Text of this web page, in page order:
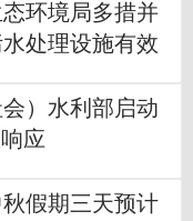
环境局多措并
处理设施有效
）水利部启动
应
秋假期三天预计